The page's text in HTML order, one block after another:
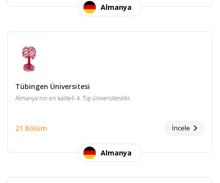
Almanya
Tübingen Üniversitesi
Almanya'nın en kaliteli 4. Tıp üniversitesidir.
21 Bölüm İncele
Almanya